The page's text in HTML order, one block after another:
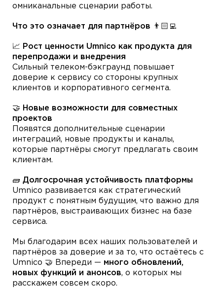
омниканальные сценарии работы.
Что это означает для партнёров 👨🏻‍💻
📈 Рост ценности Umnico как продукта для
перепродажи и внедрения
Сильный телеком-бэкграунд повышает
доверие к сервису со стороны крупных
клиентов и корпоративного сегмента.
🤝 Новые возможности для совместных
проектов
Появятся дополнительные сценарии
интеграций, новые продукты и каналы,
которые партнёры смогут предлагать своим
клиентам.
🧱 Долгосрочная устойчивость платформы
Umnico развивается как стратегический
продукт с понятным будущим, что важно для
партнёров, выстраивающих бизнес на базе
сервиса.
Мы благодарим всех наших пользователей и
партнёров за доверие и за то, что остаётесь с
Umnico 🤝 Впереди — много обновлений,
новых функций и анонсов, о которых мы
расскажем совсем скоро.